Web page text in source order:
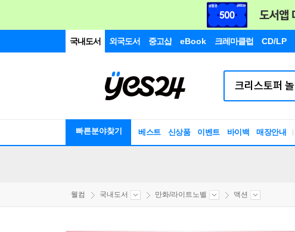
국내도서 외국도서 중고샵 eBook 크레마클럽 CD/LP
빠른분야찾기 베스트 신상품 이벤트 바이백 매장안내
웰컴 국내도서 만화/라이트노벨 액션